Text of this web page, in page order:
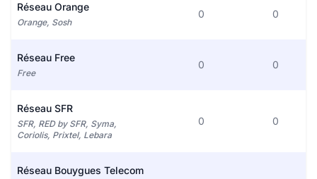
Réseau Orange
Orange, Sosh
0 0
Réseau Free
Free
0 0
Réseau SFR
SFR, RED by SFR, Syma,
Coriolis, Prixtel, Lebara
0 0
Réseau Bouygues Telecom